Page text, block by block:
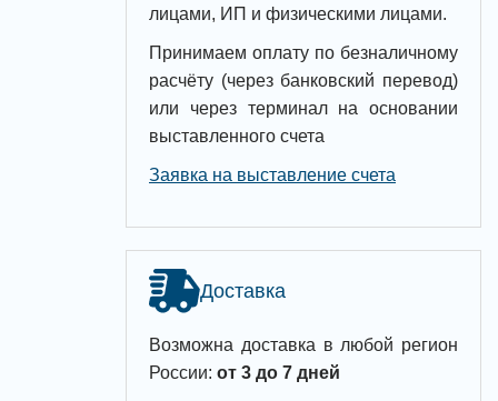
лицами, ИП и физическими лицами.
Принимаем оплату по безналичному
расчёту (через банковский перевод)
или через терминал на основании
выставленного счета
Заявка на выставление счета
Доставка
Возможна доставка в любой регион
России: от 3 до 7 дней